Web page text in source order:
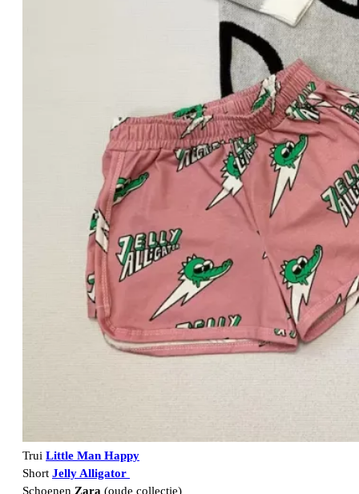
Trui Little Man Happy
Short Jelly Alligator
Schoenen Zara (oude collectie)